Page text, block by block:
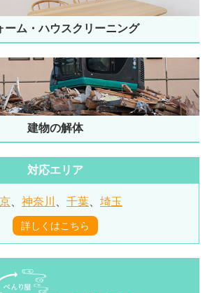
ーム・ハウスクリーニング
建物の解体
対応エリア
神奈川 千葉 埼玉
詳しくはこちら